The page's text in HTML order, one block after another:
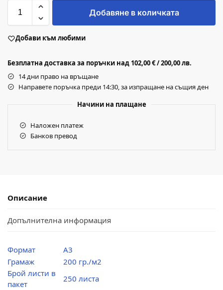
Добавяне в количката
Добави към любими
Безплатна доставка за поръчки над 102,00 € / 200,00 лв.
14 дни право на връщане
Направете поръчка преди 14:30, за изпращане на същия ден
Начини на плащане
Наложен платеж
Банков превод
Описание
Допълнителна информация
Формат
А3
Грамаж
200 гр./м2
Брой листи в
пакет
250 листа